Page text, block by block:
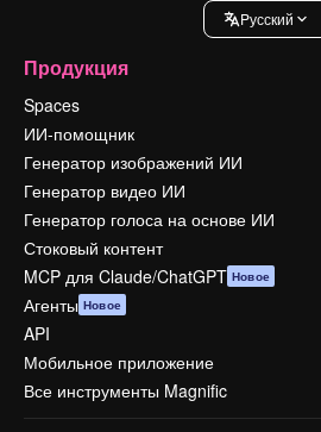
Pусский
Продукция
Spaces
ИИ-помощник
Генератор изображений ИИ
Генератор видео ИИ
Генератор голоса на основе ИИ
Стоковый контент
MCP для Claude/ChatGPT Новое
Агенты Новое
API
Мобильное приложение
Все инструменты Magnific